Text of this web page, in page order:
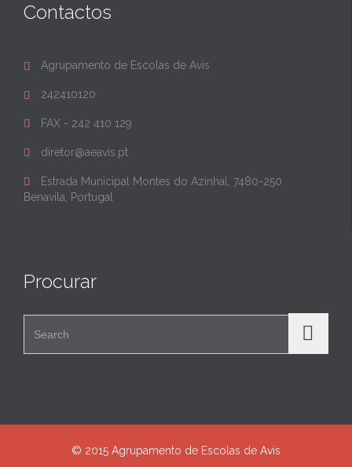
Contactos
 Agrupamento de Escolas de Avis
 242410120
 FAX - 242 410 129
 diretor@aeavis.pt

Estrada Municipal Montes do Azinhal, 7480-250
Benavila, Portugal
Procurar
© 2015 Agrupamento de Escolas de Avis